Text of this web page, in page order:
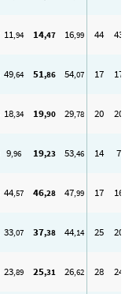
11,94 14,47 16,99 44 43
49,64 51,86 54,07 17 17
18,34 19,90 29,78 20 20
9,96 19,23 53,46 14 7
44,57 46,28 47,99 17 16
33,07 37,38 44,14 25 20
23,89 25,31 26,62 28 24